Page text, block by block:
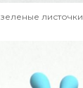
зеленые листочки